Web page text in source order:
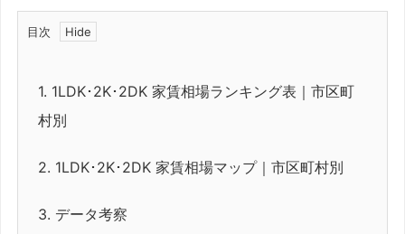
目次
1. 1LDK･2K･2DK 家賃相場ランキング表｜市区町
村別
2. 1LDK･2K･2DK 家賃相場マップ｜市区町村別
3. データ考察